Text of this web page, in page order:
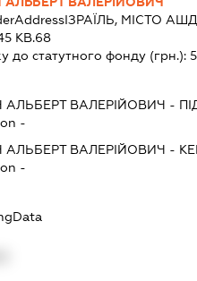
ІЗРАЇЛЬ, МІСТО
КВ.68
до статутного фонду (грн.):
ВАЛЕРІЙОВИЧ -
-
ВАЛЕРІЙОВИЧ -
-